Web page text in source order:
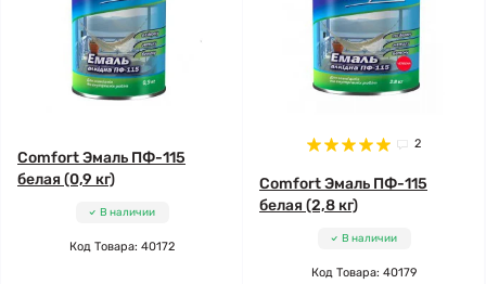
Comfort Эмаль ПФ-115
белая (0,9 кг)
В наличии
Код Товара: 40172
2
Comfort Эмаль ПФ-115
белая (2,8 кг)
В наличии
Код Товара: 40179